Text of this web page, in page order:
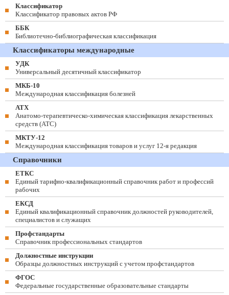
Классификатор
Классификатор правовых актов РФ
ББК
Библиотечно-библиографическая классификация
Классификаторы международные
УДК
Универсальный десятичный классификатор
МКБ-10
Международная классификация болезней
АТХ
Анатомо-терапевтическо-химическая классификация лекарственных
средств (ATC)
МКТУ-12
Международная классификация товаров и услуг 12-я редакция
Справочники
ЕТКС
Единый тарифно-квалификационный справочник работ и профессий
рабочих
ЕКСД
Единый квалификационный справочник должностей руководителей,
специалистов и служащих
Профстандарты
Справочник профессиональных стандартов
Должностные инструкции
Образцы должностных инструкций с учетом профстандартов
ФГОС
Федеральные государственные образовательные стандарты